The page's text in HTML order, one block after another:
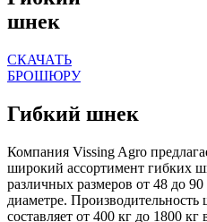
шнек
СКАЧАТЬ
БРОШЮРУ
Гибкий шнек
Компания Vissing Agro
широкий ассортимент гибких
различных размеров от 48 до
диаметре. Производительность
составляет от 400 кг до 1800 кг